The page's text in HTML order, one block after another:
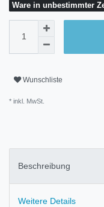
Ware in unbestimmter
Wunschliste
* inkl. MwSt.
Beschreibung
Weitere Details